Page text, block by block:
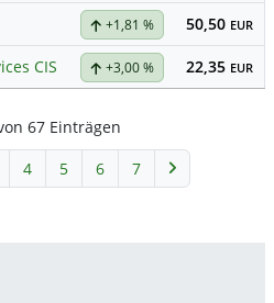
+1,81 % 50,50 EUR
CIS +3,00 % 22,35 EUR
67 Einträgen
4 5 6 7